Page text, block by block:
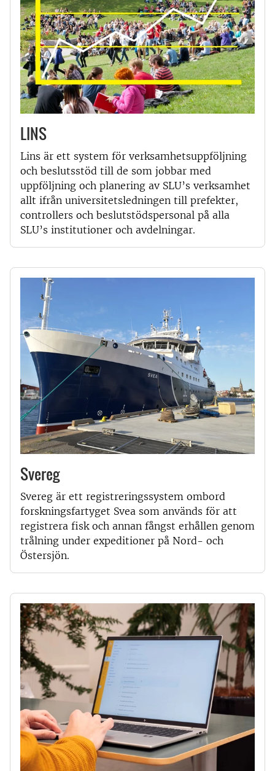
LINS
Lins är ett system för verksamhetsuppföljning
och beslutsstöd till de som jobbar med
uppföljning och planering av SLU’s verksamhet
allt ifrån universitetsledningen till prefekter,
controllers och beslutstödspersonal på alla
SLU’s institutioner och avdelningar.
Svereg
Svereg är ett registreringssystem ombord
forskningsfartyget Svea som används för att
registrera fisk och annan fångst erhållen genom
trålning under expeditioner på Nord- och
Östersjön.